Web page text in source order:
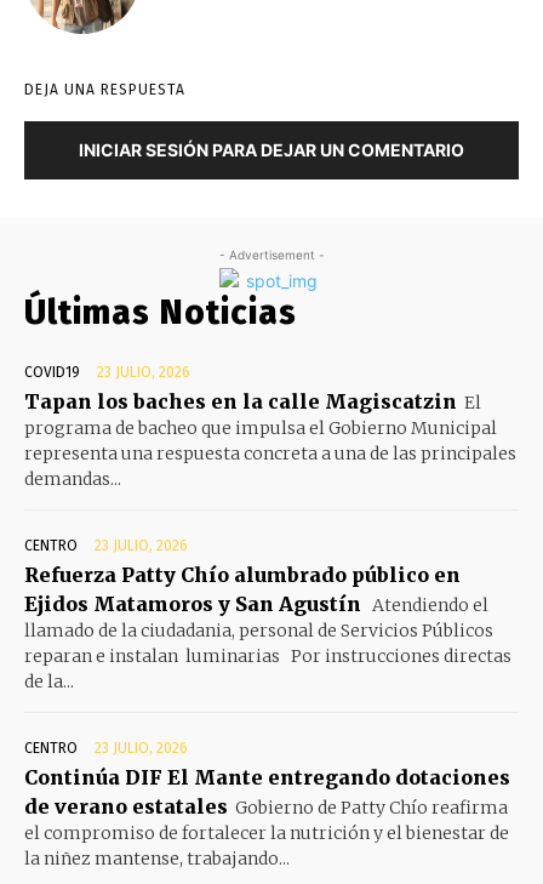
DEJA UNA RESPUESTA
INICIAR SESIÓN PARA DEJAR UN COMENTARIO
- Advertisement -
Últimas Noticias
COVID19 23 JULIO, 2026
Tapan los baches en la calle Magiscatzin El
programa de bacheo que impulsa el Gobierno Municipal
representa una respuesta concreta a una de las principales
demandas...
CENTRO 23 JULIO, 2026
Refuerza Patty Chío alumbrado público en
Ejidos Matamoros y San Agustín Atendiendo el
llamado de la ciudadania, personal de Servicios Públicos
reparan e instalan luminarias Por instrucciones directas
de la...
CENTRO 23 JULIO, 2026
Continúa DIF El Mante entregando dotaciones
de verano estatales Gobierno de Patty Chío reafirma
el compromiso de fortalecer la nutrición y el bienestar de
la niñez mantense, trabajando...